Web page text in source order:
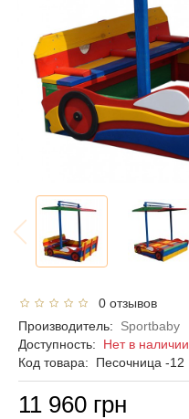
0 отзывов
Производитель:
Sportbaby
Доступность: Нет в наличии
Код товара:
Песочница -12
11 960 грн